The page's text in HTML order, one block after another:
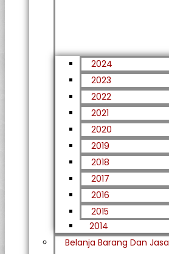
2024
2023
2022
2021
2020
2019
2018
2017
2016
2015
2014
Belanja Barang Dan Jasa